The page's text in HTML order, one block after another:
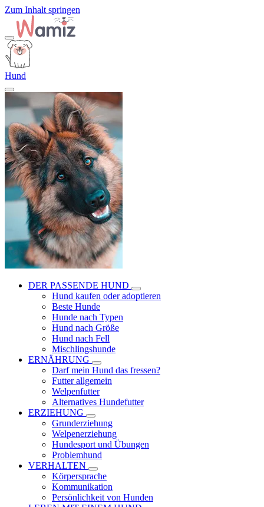
Zum Inhalt springen
Hund
DER PASSENDE HUND
Hund kaufen oder adoptieren
Beste Hunde
Hunde nach Typen
Hund nach Größe
Hund nach Fell
Mischlingshunde
ERNÄHRUNG
Darf mein Hund das fressen?
Futter allgemein
Welpenfutter
Alternatives Hundefutter
ERZIEHUNG
Grunderziehung
Welpenerziehung
Hundesport und Übungen
Problemhund
VERHALTEN
Körpersprache
Kommunikation
Persönlichkeit von Hunden